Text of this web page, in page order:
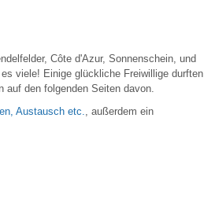
Côte d'Azur, Sonnenschein, und
viele! Einige glückliche Freiwillige durften
auf den folgenden Seiten davon.
Austausch etc.
, außerdem ein